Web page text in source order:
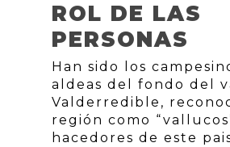
ROL DE LAS
PERSONAS
Han sido los
aldeas del fondo del
Valderredible,
región como
hacedores de este